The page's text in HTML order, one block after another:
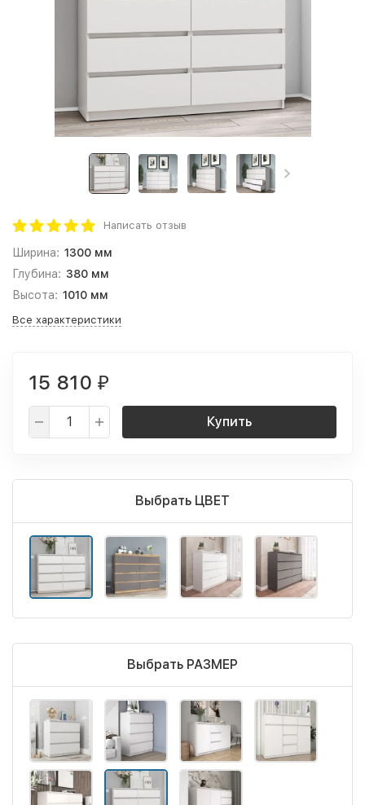
Написать отзыв
Ширина: 1300 мм
Глубина: 380 мм
Высота: 1010 мм
Все характеристики
15 810 ₽
Купить
Выбрать ЦВЕТ
Выбрать РАЗМЕР